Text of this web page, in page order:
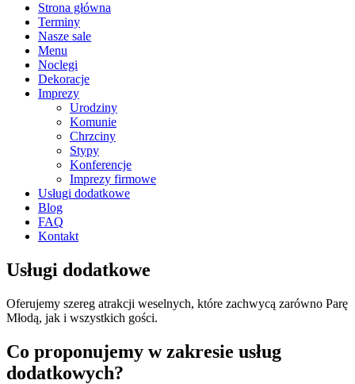
Strona główna
Terminy
Nasze sale
Menu
Noclegi
Dekoracje
Imprezy
Urodziny
Komunie
Chrzciny
Stypy
Konferencje
Imprezy firmowe
Usługi dodatkowe
Blog
FAQ
Kontakt
Usługi dodatkowe
Oferujemy szereg atrakcji weselnych, które zachwycą zarówno Parę
Młodą, jak i wszystkich gości.
Co proponujemy w zakresie usług
dodatkowych?